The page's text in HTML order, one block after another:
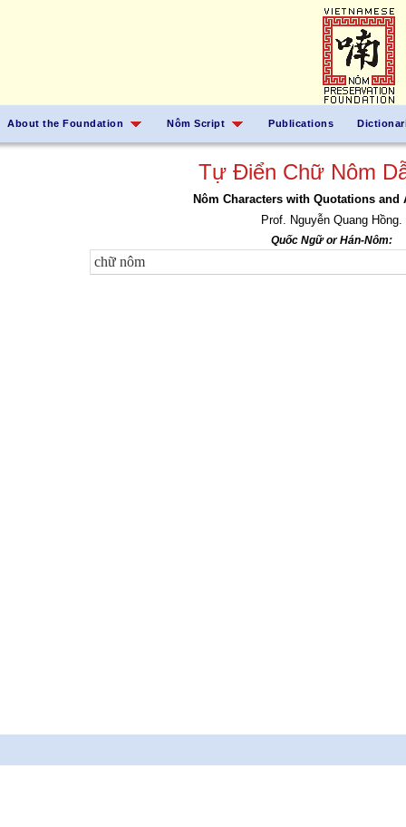
About the Foundation Nôm Script Publications
Tự Điển Chữ Nôm
Nôm Characters with Quotations and
Prof. Nguyễn Quang Hồng.
Quốc Ngữ or Hán-Nôm: